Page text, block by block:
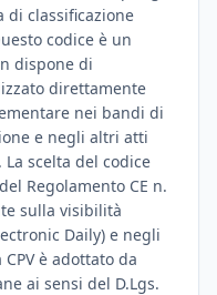
di classificazione
codice è un
dispone di
direttamente
nei bandi di
e negli altri atti
scelta del codice
Regolamento CE n.
sulla visibilità
Daily) e negli
è adottato da
ai sensi del D.Lgs.